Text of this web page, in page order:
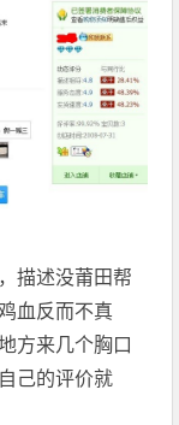
描述没莆田帮
血反而不真
方来几个胸口
己的评价就